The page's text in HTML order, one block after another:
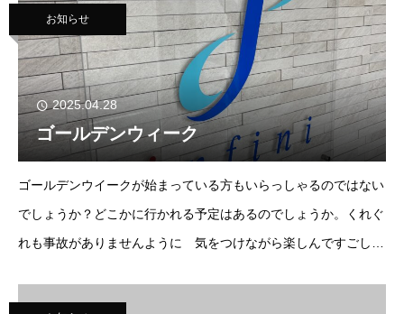
お知らせ
2025.04.28
ゴールデンウィーク
ゴールデンウイークが始まっている方もいらっしゃるのではない
でしょうか？どこかに行かれる予定はあるのでしょうか。くれぐ
れも事故がありませんように 気をつけながら楽しんですごしま
5月6日（火）カレンダー通りのお休みをいただき